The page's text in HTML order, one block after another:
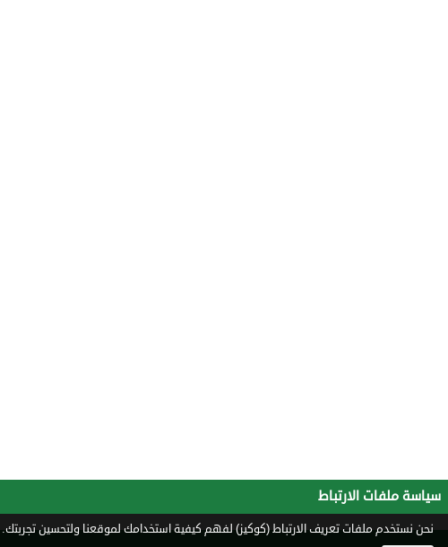
سياسة ملفات الارتباط
نحن نستخدم ملفات تعريف الارتباط (كوكيز) لفهم كيفية استخدامك لموقعنا ولتحسين